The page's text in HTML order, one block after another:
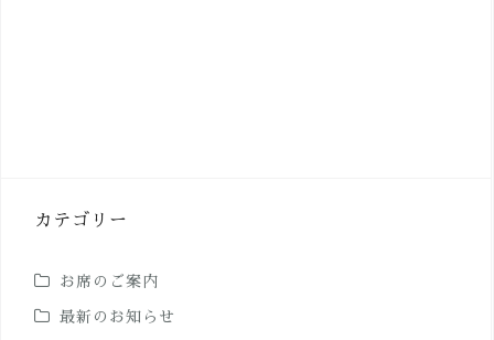
カテゴリー
お席のご案内
最新のお知らせ